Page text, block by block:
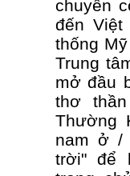
chuyến
đến
thống
Trung
mở đầu
thơ
Thường
nam ở /
trời" để